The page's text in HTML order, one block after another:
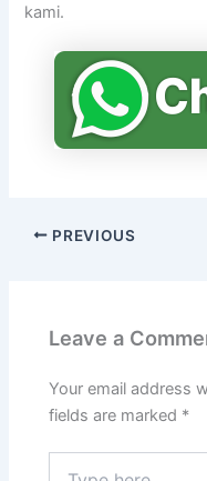
kami.
PREVIOUS
Leave a
Your email address
fields are marked *